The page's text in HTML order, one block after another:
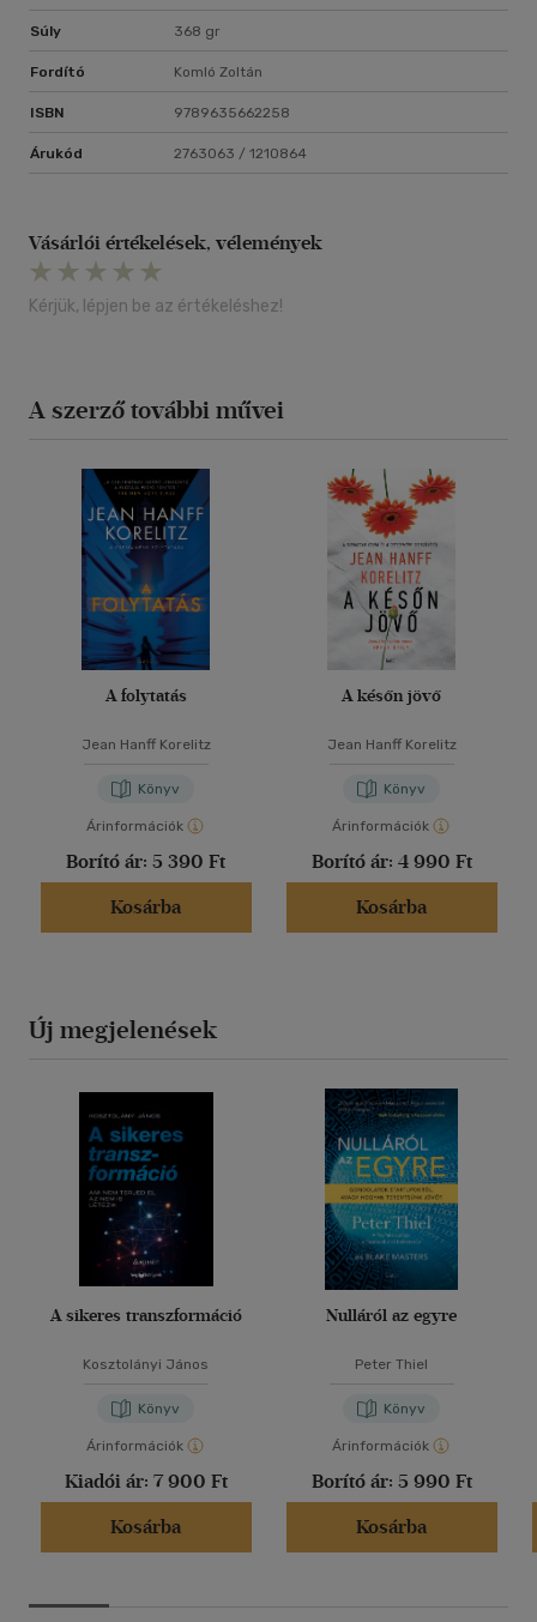
Súly 368 gr
Fordító Komló Zoltán
ISBN 9789635662258
Árukód 2763063 / 1210864
Vásárlói értékelések, vélemények
Kérjük, lépjen be az értékeléshez!
A szerző további művei
A folytatás
Jean Hanff Korelitz
Könyv
Árinformációk
Borító ár: 5 390 Ft
Kosárba
A későn jövő
Jean Hanff Korelitz
Könyv
Árinformációk
Borító ár: 4 990 Ft
Kosárba
Új megjelenések
A sikeres transzformáció
Kosztolányi János
Könyv
Árinformációk
Kiadói ár: 7 900 Ft
Kosárba
Nulláról az egyre
Peter Thiel
Könyv
Árinformációk
Borító ár: 5 990 Ft
Kosárba